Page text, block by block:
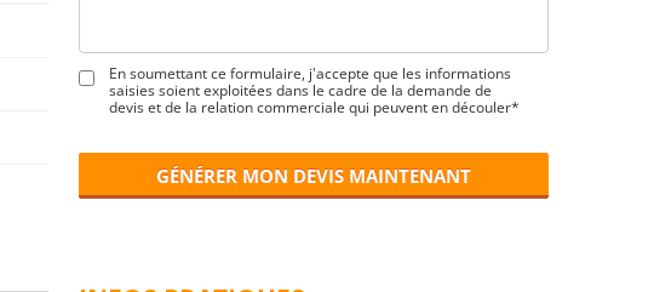
En soumettant ce formulaire, j'accepte que les informations
saisies soient exploitées dans le cadre de la demande de
devis et de la relation commerciale qui peuvent en découler*
GÉNÉRER MON DEVIS MAINTENANT